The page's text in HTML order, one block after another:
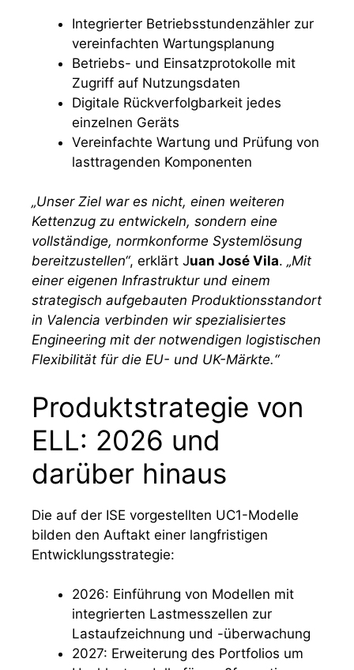
Integrierter Betriebsstundenzähler zur
vereinfachten Wartungsplanung
Betriebs- und Einsatzprotokolle mit
Zugriff auf Nutzungsdaten
Digitale Rückverfolgbarkeit jedes
einzelnen Geräts
Vereinfachte Wartung und Prüfung von
lasttragenden Komponenten
„Unser Ziel war es nicht, einen weiteren
Kettenzug zu entwickeln, sondern eine
vollständige, normkonforme Systemlösung
bereitzustellen“, erklärt Juan José Vila. „Mit
einer eigenen Infrastruktur und einem
strategisch aufgebauten Produktionsstandort
in Valencia verbinden wir spezialisiertes
Engineering mit der notwendigen logistischen
Flexibilität für die EU- und UK-Märkte.“
Produktstrategie von
ELL: 2026 und
darüber hinaus
Die auf der ISE vorgestellten UC1-Modelle
bilden den Auftakt einer langfristigen
Entwicklungsstrategie:
2026: Einführung von Modellen mit
integrierten Lastmesszellen zur
Lastaufzeichnung und -überwachung
2027: Erweiterung des Portfolios um